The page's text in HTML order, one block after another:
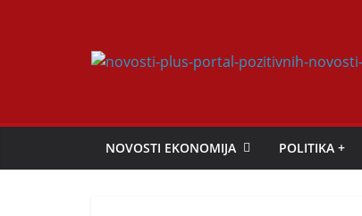
Novosti
Plus
NOVOSTI EKONOMIJA POLITIKA +